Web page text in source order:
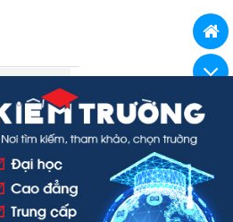
Tiêu dùng
đồ)